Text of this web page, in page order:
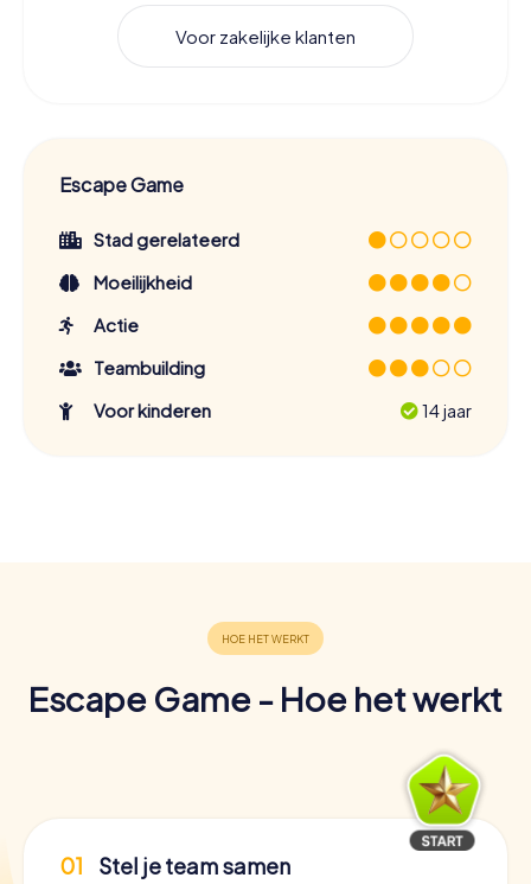
Voor zakelijke klanten
Escape Game
Stad gerelateerd
Moeilijkheid
Actie
Teambuilding
Voor kinderen
14 jaar
Escape Game - Hoe het werkt
01 Stel je team samen